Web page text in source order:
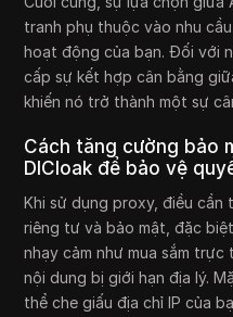
tranh phụ thuộc vào nhu
hoạt động của bạn. Đối với
cấp sự kết hợp cân bằng
khiến nó trở thành một sự
Cách tăng cường bảo
DICloak để bảo vệ
Khi sử dụng proxy, điều cần
riêng tư và bảo mật, đặc
nhạy cảm như mua sắm
nội dung bị giới hạn địa lý.
thể che giấu địa chỉ IP của